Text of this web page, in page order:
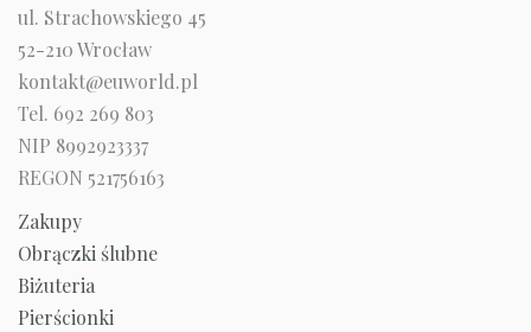
ul. Strachowskiego 45
52-210 Wrocław
kontakt@euworld.pl
Tel. 692 269 803
NIP 8992923337
REGON 521756163
Zakupy
Obrączki ślubne
Biżuteria
Pierścionki